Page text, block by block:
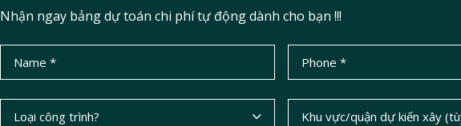
Nhận ngay bảng dự toán chi phí tự động dành cho bạn !!!